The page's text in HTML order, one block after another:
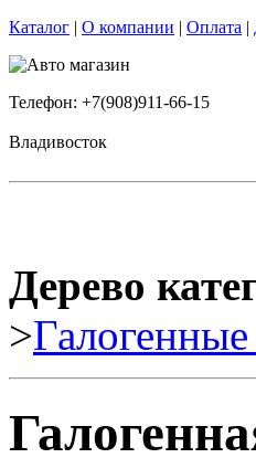
Каталог | О компании | Оплата |
Телефон: +7(908)911-66-15
Владивосток
Дерево
>